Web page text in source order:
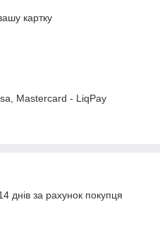
картку
Mastercard - LiqPay
днів за рахунок покупця